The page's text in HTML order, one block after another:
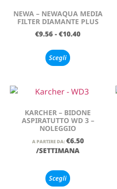
NEWA – NEWAQUA MEDIA
FILTER DIAMANTE PLUS
€9.56 - €10.40
Scegli
KARCHER – BIDONE
ASPIRATUTTO WD 3 –
NOLEGGIO
A PARTIRE DA: €6.50
/SETTIMANA
Scegli